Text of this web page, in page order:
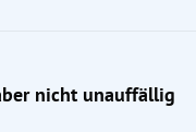
nicht unauffällig